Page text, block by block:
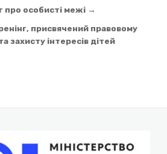
про особисті межі →
присвячений правовому
захисту інтересів дітей